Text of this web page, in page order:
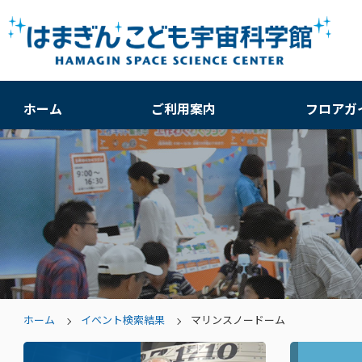
ホーム ご利用案内 フロアガ
ホーム イベント検索結果 マリンスノードーム